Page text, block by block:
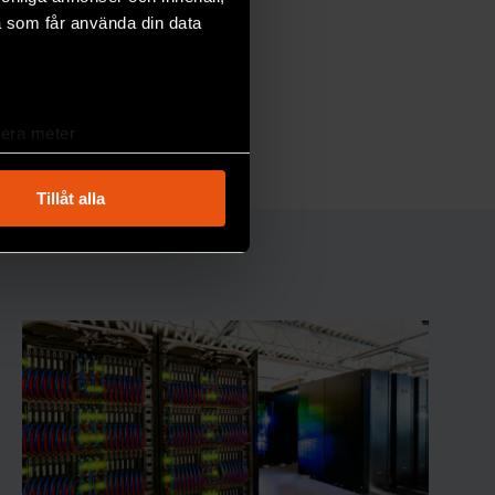
får använda din data
meter
. Du kan ändra
kombinera informationen
tjänster.
Tillåt alla